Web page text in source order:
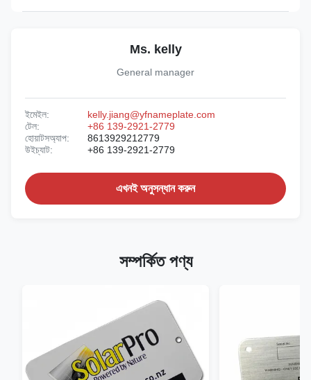
Ms. kelly
General manager
ইমেইল:
kelly.jiang@yfnameplate.com
টেল:
+86 139-2921-2779
হোয়াটসঅ্যাপ:
8613929212779
উইচ্যাট:
+86 139-2921-2779
এখনই অনুসন্ধান করুন
সম্পর্কিত পণ্য